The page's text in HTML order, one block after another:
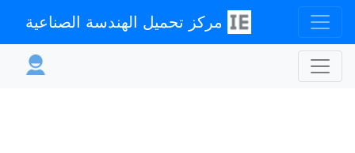
مركز تحميل الهندسة الصناعية